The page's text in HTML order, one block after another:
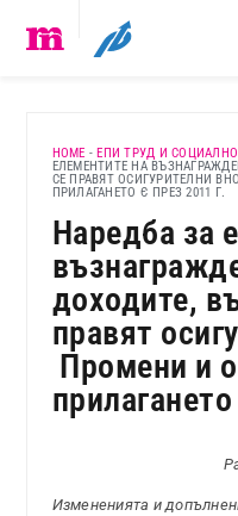
HOME - ЕПИ ТРУД И
ЕЛЕМЕНТИТЕ НА
СЕ ПРАВЯТ ОСИГУРИТЕЛНИ
ПРИЛАГАНЕТО Є ПРЕЗ 2011 Г.
Наредба за
доходите,
правят
Промени и
Измененията и